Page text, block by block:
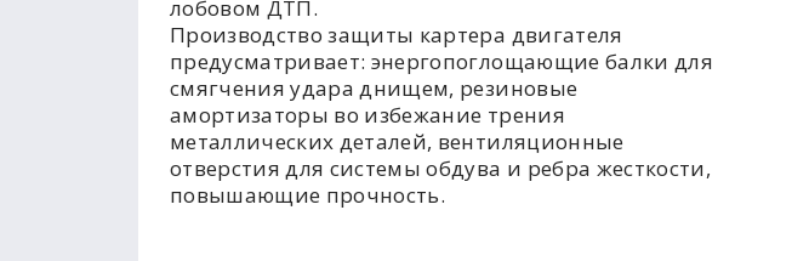
лобовом ДТП.
Производство защиты картера двигателя
предусматривает: энергопоглощающие балки для
смягчения удара днищем, резиновые
амортизаторы во избежание трения
металлических деталей, вентиляционные
отверстия для системы обдува и ребра жесткости,
повышающие прочность.